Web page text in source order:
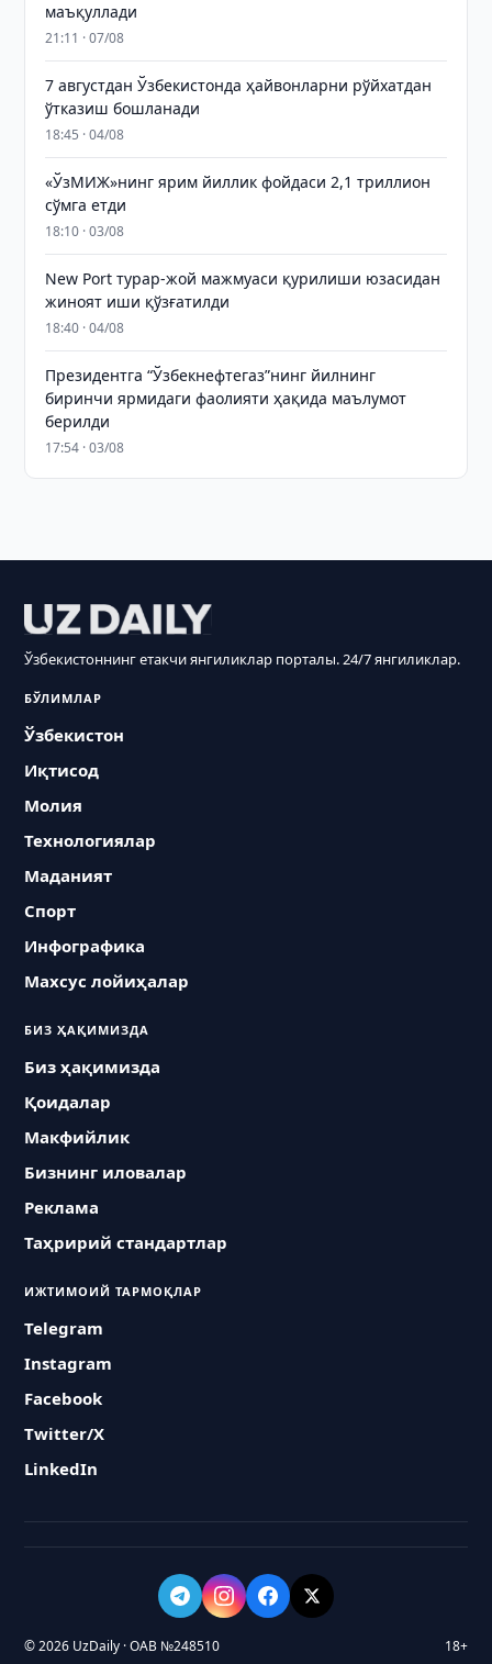
маъқуллади
21:11 · 07/08
7 августдан Ўзбекистонда ҳайвонларни рўйхатдан
ўтказиш бошланади
18:45 · 04/08
«ЎзМИЖ»нинг ярим йиллик фойдаси 2,1 триллион
сўмга етди
18:10 · 03/08
New Port турар-жой мажмуаси қурилиши юзасидан
жиноят иши қўзғатилди
18:40 · 04/08
Президентга “Ўзбекнефтегаз”нинг йилнинг
биринчи ярмидаги фаолияти ҳақида маълумот
берилди
17:54 · 03/08
Ўзбекистоннинг етакчи янгиликлар порталы. 24/7 янгиликлар.
БЎЛИМЛАР
Ўзбекистон
Иқтисод
Молия
Технологиялар
Маданият
Спорт
Инфографика
Махсус лойиҳалар
БИЗ ҲАҚИМИЗДА
Биз ҳақимизда
Қоидалар
Макфийлик
Бизнинг иловалар
Реклама
Таҳририй стандартлар
ИЖТИМОИЙ ТАРМОҚЛАР
Telegram
Instagram
Facebook
Twitter/X
LinkedIn
© 2026 UzDaily · ОАВ №248510 18+